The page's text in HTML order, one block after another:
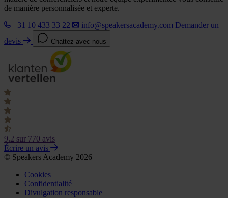
de manière personnalisée et experte.
+31 10 433 33 22
info@speakersacademy.com Demander un
devis
Chattez avec nous
9.2 sur 770 avis
Écrire un avis
© Speakers Academy 2026
Cookies
Confidentialité
Divulgation responsable